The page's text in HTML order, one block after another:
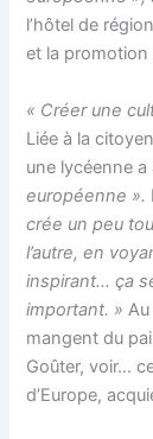
l’hôtel de
et la promotion
« Créer une
Liée à la
une lycéenne a
européenne ».
crée un peu
l’autre, en
inspirant… ça
important. »
mangent du
Goûter, voir…
d’Europe,